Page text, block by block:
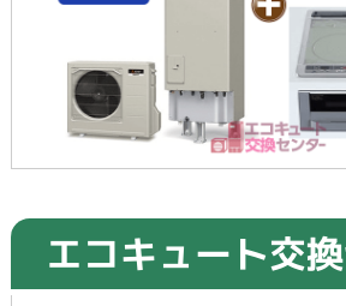
エコキュート交